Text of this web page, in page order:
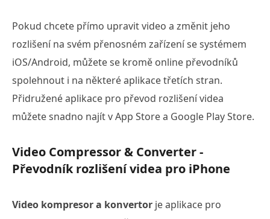
Pokud chcete přímo upravit video a změnit jeho
rozlišení na svém přenosném zařízení se systémem
iOS/Android, můžete se kromě online převodníků
spolehnout i na některé aplikace třetích stran.
Přidružené aplikace pro převod rozlišení videa
můžete snadno najít v App Store a Google Play Store.
Video Compressor & Converter -
Převodník rozlišení videa pro iPhone
Video kompresor a konvertor je aplikace pro